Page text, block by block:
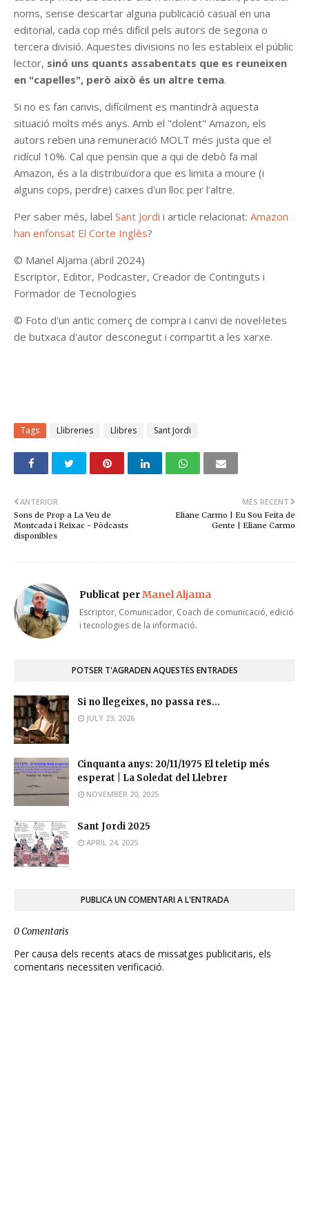
noms, sense descartar alguna publicació casual en una
editorial, cada cop més difícil pels autors de segona o
tercera divisió. Aquestes divisions no les estableix el públic
lector, sinó uns quants assabentats que es reuneixen
en "capelles", però això és un altre tema.
Si no es fan canvis, difícilment es mantindrà aquesta
situació molts més anys. Amb el "dolent" Amazon, els
autors reben una remuneració MOLT més justa que el
ridícul 10%. Cal que pensin que a qui de debò fa mal
Amazon, és a la distribuïdora que es limita a moure (i
alguns cops, perdre) caixes d'un lloc per l'altre.
Per saber més, label Sant Jordi i article relacionat: Amazon
han enfonsat El Corte Inglès?
© Manel Aljama (abril 2024)
Escriptor, Editor, Podcaster, Creador de Continguts i
Formador de Tecnologies
© Foto d'un antic comerç de compra i canvi de novel·letes
de butxaca d'autor desconegut i compartit a les xarxe.
Tags Llibreries Llibres Sant Jordi
MÉS RECENT
Eliane Carmo | Eu Sou Feita de
Gente | Eliane Carmo
ANTERIOR
Sons de Prop a La Veu de
Montcada i Reixac - Pòdcasts
disponibles
Publicat perManel Aljama
Escriptor, Comunicador, Coach de comunicació, edició
i tecnologies de la informació.
POTSER T'AGRADEN AQUESTES ENTRADES
Si no llegeixes, no passa res...
JULY 23, 2026
Cinquanta anys: 20/11/1975 El teletip més
esperat | La Soledat del Llebrer
NOVEMBER 20, 2025
Sant Jordi 2025
APRIL 24, 2025
PUBLICA UN COMENTARI A L'ENTRADA
0 Comentaris
Per causa dels recents atacs de missatges publicitaris, els
comentaris necessiten verificació.